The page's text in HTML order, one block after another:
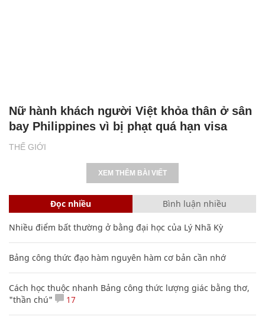
THẾ GIỚI
Nữ hành khách người Việt khỏa thân ở sân
bay Philippines vì bị phạt quá hạn visa
XEM THÊM BÀI VIẾT
Đọc nhiều Bình luận nhiều
Nhiều điểm bất thường ở bằng đại học của Lý Nhã Kỳ
Bảng công thức đạo hàm nguyên hàm cơ bản cần nhớ
Cách học thuộc nhanh Bảng công thức lượng giác bằng thơ,
"thần chú"
17